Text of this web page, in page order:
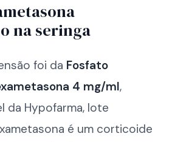
na seringa
foi da Fosfato
4 mg/ml,
da Hypofarma, lote
é um corticoide